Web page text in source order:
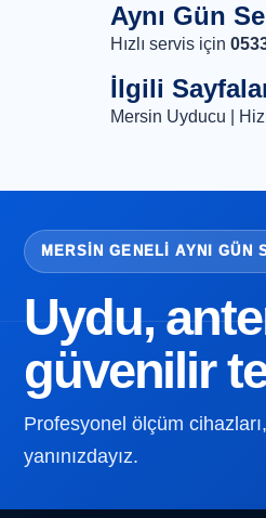
Aynı Gün
Hızlı servis için
İlgili
Mersin Uyducu
MERSIN GENELI AYNI GÜN
Uydu,
güvenilir
Profesyonel ölçüm
yanınızdayız.